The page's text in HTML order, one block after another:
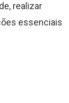
realizar
essenciais